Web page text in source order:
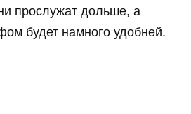
прослужат дольше, а
будет намного удобней.